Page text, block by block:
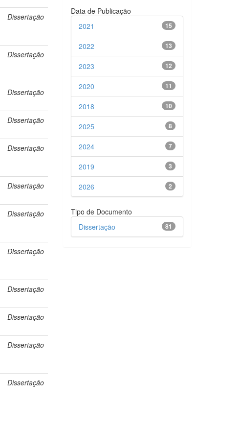
Dissertação
Dissertação
Dissertação
Dissertação
Dissertação
Dissertação
Dissertação
Dissertação
Dissertação
Dissertação
Dissertação
Dissertação
Data de Publicação
15
2021
13
2022
12
2023
11
2020
10
2018
8
2025
7
2024
3
2019
2
2026
Tipo de Documento
81
Dissertação